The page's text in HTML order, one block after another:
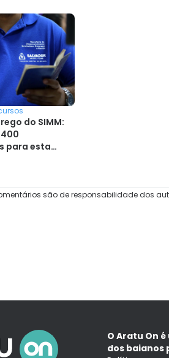
do SIMM:
para esta
são de responsabilidade dos
O Aratu On
dos baianos